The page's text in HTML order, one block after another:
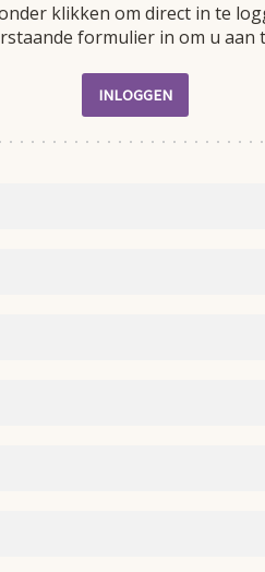
klikken om direct in te
formulier in om u aan
INLOGGEN